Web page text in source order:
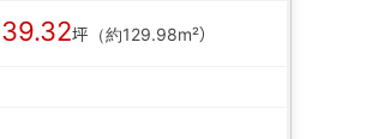
39.32坪（約129.98m²）